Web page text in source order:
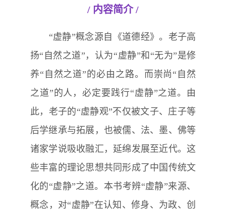
/ 内容简介 /
“虚静”概念源自《道德经》。老子高
扬“自然之道”，认为“虚静”和“无为”是修
养“自然之道”的必由之路。而崇尚“自然
之道”的人，必定要践行“虚静”之道。由
此，老子的“虚静观”不仅被文子、庄子等
后学继承与拓展，也被儒、法、墨、佛等
诸家学说吸收融汇，延绵发展至近代。这
些丰富的理论思想共同形成了中国传统文
化的“虚静”之道。本书考辨“虚静”来源、
概念，对“虚静”在认知、修身、为政、创